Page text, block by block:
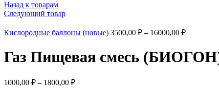
Назад к товарам
Следующий товар
Кислородные баллоны (новые) 3500,00 ₽ – 16000,00 ₽
Газ Пищевая смесь
1000,00 ₽ – 1800,00 ₽